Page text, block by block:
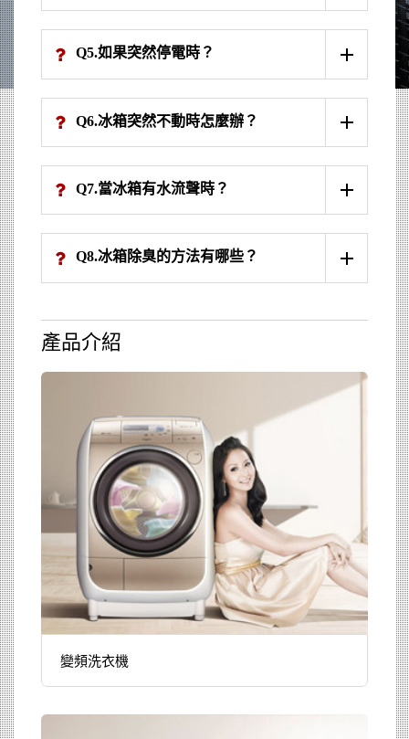
Q5.如果突然停電時？
Q6.冰箱突然不動時怎麼辦？
Q7.當冰箱有水流聲時？
Q8.冰箱除臭的方法有哪些？
產品介紹
變頻洗衣機